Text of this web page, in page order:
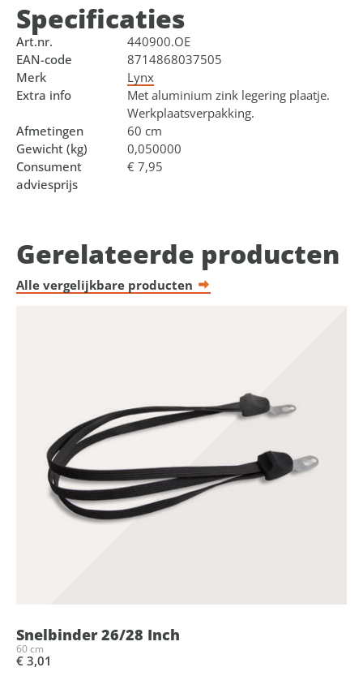
Specificaties
Art.nr.
440900.OE
EAN-code
8714868037505
Merk
Lynx
Extra info
Met aluminium zink legering plaatje.
Werkplaatsverpakking.
Afmetingen
60 cm
Gewicht (kg)
0,050000
Consument
adviesprijs
€ 7,95
Gerelateerde producten
Alle vergelijkbare producten
Snelbinder 26/28 Inch
60 cm
€ 3,01